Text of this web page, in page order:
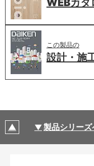
この製品の
設計・施
製品シリー